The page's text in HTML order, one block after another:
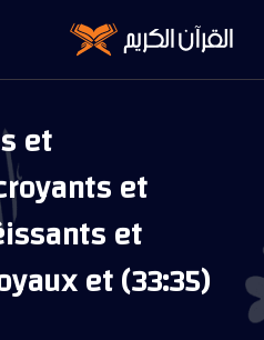
et
et
et
et (33:35)